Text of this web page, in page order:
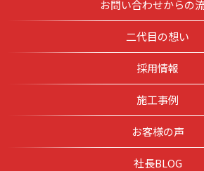
お問い合わせからの
二代目の想い
採用情報
施工事例
お客様の声
社長BLOG